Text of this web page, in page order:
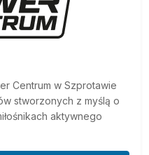
Centrum w Szprotawie
stworzonych z myślą o
aktywnego